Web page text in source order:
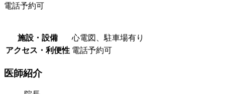
電話予約可
施設・設備
心電図、駐車場有り
アクセス・利便性 電話予約可
医師紹介